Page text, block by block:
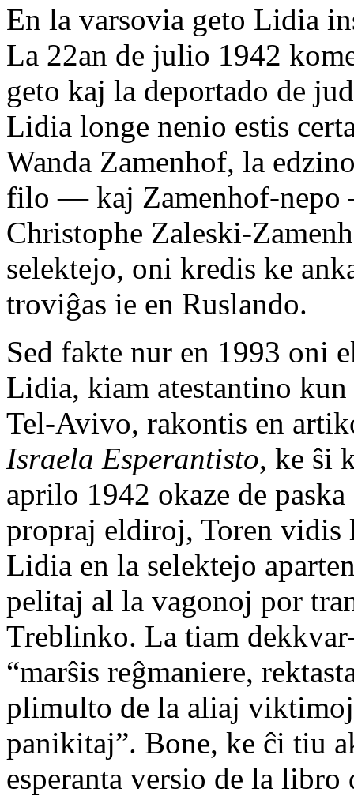
En la varsovia geto Lidia
La 22an de julio 1942
geto kaj la deportado de
Lidia longe nenio estis
Wanda Zamenhof, la
filo — kaj Zamenhof-
Christophe Zaleski-
selektejo, oni kredis ke
troviĝas ie en Ruslando.
Sed fakte nur en 1993 oni
Lidia, kiam atestantino
Tel-Avivo, rakontis en
Israela Esperantisto, ke ŝi
aprilo 1942 okaze de
propraj eldiroj, Toren vidis
Lidia en la selektejo
pelitaj al la vagonoj por
Treblinko. La tiam
“marŝis reĝmaniere,
plimulto de la aliaj
panikitaj”. Bone, ke ĉi tiu
esperanta versio de la libro